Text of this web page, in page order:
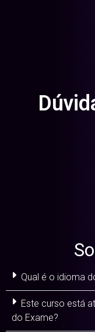
Qual é o idioma
Este curso está
do Exame?